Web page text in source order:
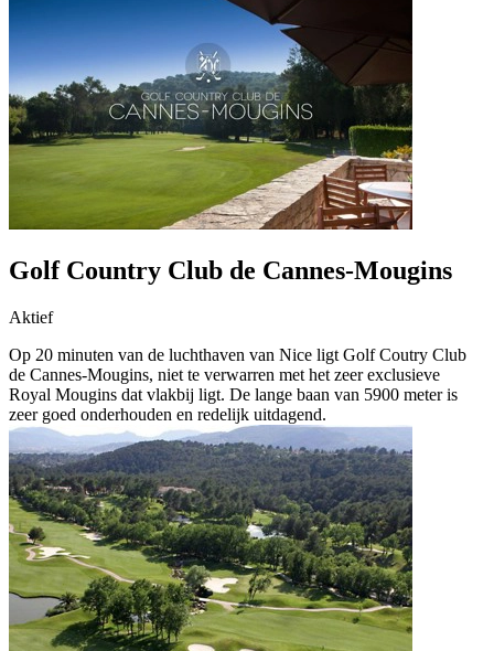
Golf Country Club de Cannes-Mougins
Aktief
Op 20 minuten van de luchthaven van Nice ligt Golf Coutry Club
de Cannes-Mougins, niet te verwarren met het zeer exclusieve
Royal Mougins dat vlakbij ligt. De lange baan van 5900 meter is
zeer goed onderhouden en redelijk uitdagend.